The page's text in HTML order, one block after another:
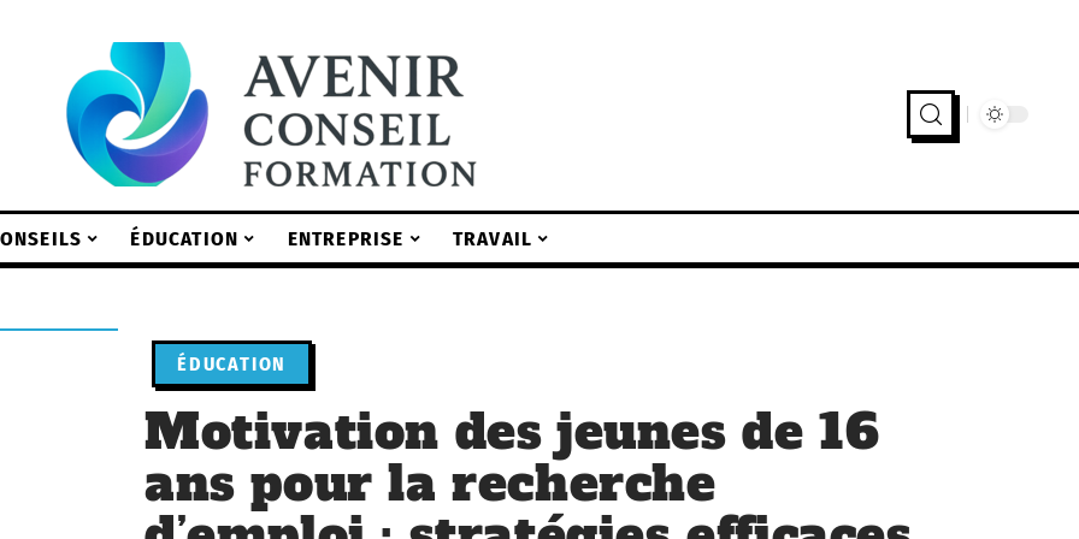
ÉDUCATION ENTREPRISE TRAVAIL
ÉDUCATION
Motivation des jeunes de 16
ans pour la recherche